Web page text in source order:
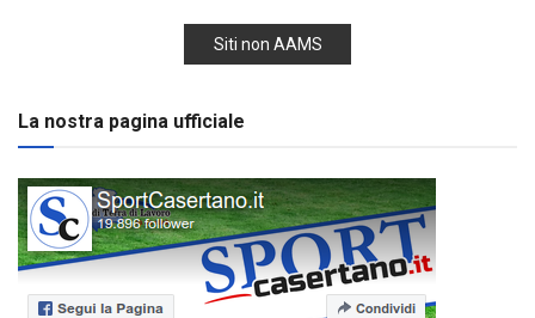
Siti non AAMS
La nostra pagina ufficiale